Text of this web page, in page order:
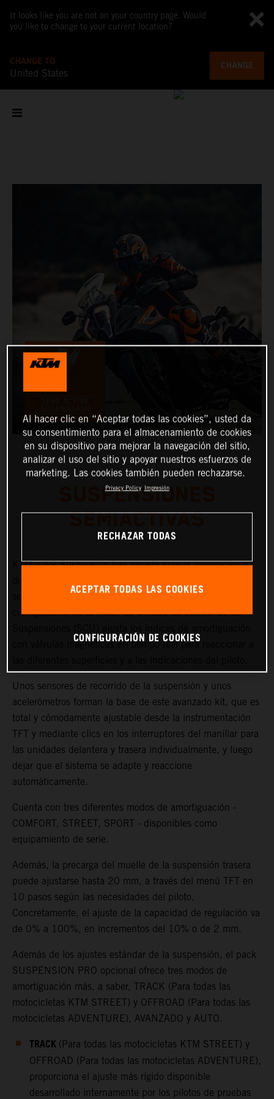
It looks like you are not on your country page. Would
you like to change to your current location?
CHANGE TO
United States
CHANGE
SUSPENSIONES
SEMIACTIVAS
KTM y WP Suspension han creado nuevas generaciones
sensibilidad, tacto de pilotaje y posibilidades de
configuración de la moto. La Unidad de Control de las
con válvulas magnéticas en tiempo real para reaccionar a
Unos sensores de recorrido de la suspensión y unos
acelerómetros forman la base de este avanzado kit, que es
total y cómodamente ajustable desde la instrumentación
TFT y mediante clics en los interruptores del manillar para
las unidades delantera y trasera individualmente, y luego
dejar que el sistema se adapte y reaccione
automáticamente.
Cuenta con tres diferentes modos de amortiguación -
COMFORT, STREET, SPORT - disponibles como
equipamiento de serie.
Además, la precarga del muelle de la suspensión trasera
puede ajustarse hasta 20 mm, a través del menú TFT en
10 pasos según las necesidades del piloto.
Concretamente, el ajuste de la capacidad de regulación va
de 0% a 100%, en incrementos del 10% o de 2 mm.
Además de los ajustes estándar de la suspensión, el pack
SUSPENSION PRO opcional ofrece tres modos de
amortiguación más, a saber, TRACK (Para todas las
motocicletas KTM STREET) y OFFROAD (Para todas las
motocicletas ADVENTURE), AVANZADO y AUTO.
TRACK (Para todas las motocicletas KTM STREET) y
OFFROAD (Para todas las motocicletas ADVENTURE),
proporciona el ajuste más rígido disponible
desarrollado internamente por los pilotos de pruebas
Al hacer clic en “Aceptar todas las cookies”, usted da
su consentimiento para el almacenamiento de cookies
en su dispositivo para mejorar la navegación del sitio,
analizar el uso del sitio y apoyar nuestros esfuerzos de
marketing. Las cookies también pueden rechazarse.
Privacy Policy Impresión
RECHAZAR TODAS
ACEPTAR TODAS LAS COOKIES
CONFIGURACIÓN DE COOKIES